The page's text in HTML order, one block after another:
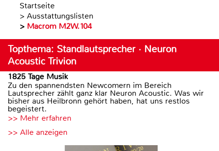
Startseite
> Ausstattungslisten
> Macrom M2W.104
Topthema: Standlautsprecher · Neuron
Acoustic Trivion
1825 Tage Musik
Zu den spannendsten Newcomern im Bereich
Lautsprecher zählt ganz klar Neuron Acoustic. Was wir
bisher aus Heilbronn gehört haben, hat uns restlos
begeistert.
>> Mehr erfahren
>> Alle anzeigen